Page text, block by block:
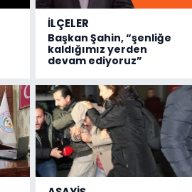
İLÇELER
Başkan Şahin, “şenliğe
kaldığımız yerden
devam ediyoruz”